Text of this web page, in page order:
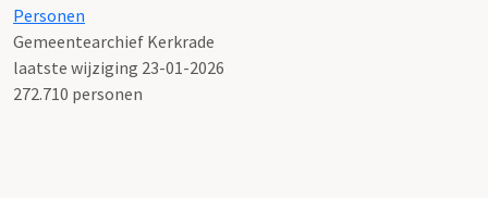
Personen
Gemeentearchief Kerkrade
laatste wijziging 23-01-2026
272.710 personen